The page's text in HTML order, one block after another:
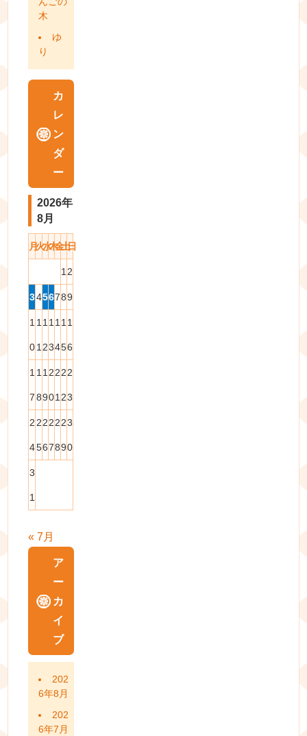
木
ゆ
り
カ
レ
ン
ダ
ー
2026年
8月
月火水木金土日
1 2
3456789
1
0
1
1
1
2
1
3
1
4
1
5
1
6
1
7
1
8
1
9
2
0
2
1
2
2
2
3
2
4
2
5
2
6
2
7
2
8
2
9
3
0
3
1
« 7月
ア
ー
カ
イ
ブ
202
6年8月
202
6年7月